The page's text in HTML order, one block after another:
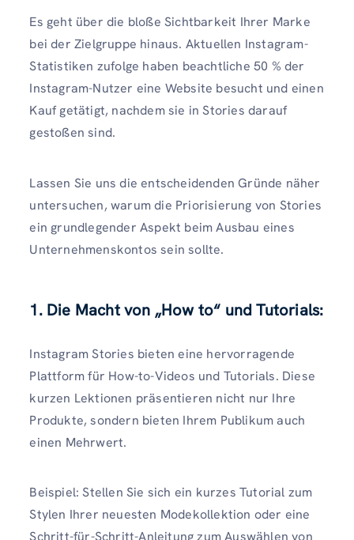
Es geht über die bloße Sichtbarkeit Ihrer Marke
bei der Zielgruppe hinaus. Aktuellen Instagram-
Statistiken zufolge haben beachtliche 50 % der
Instagram-Nutzer eine Website besucht und einen
Kauf getätigt, nachdem sie in Stories darauf
gestoßen sind.
Lassen Sie uns die entscheidenden Gründe näher
untersuchen, warum die Priorisierung von Stories
ein grundlegender Aspekt beim Ausbau eines
Unternehmenskontos sein sollte.
1. Die Macht von „How to“ und Tutorials:
Instagram Stories bieten eine hervorragende
Plattform für How-to-Videos und Tutorials. Diese
kurzen Lektionen präsentieren nicht nur Ihre
Produkte, sondern bieten Ihrem Publikum auch
einen Mehrwert.
Beispiel: Stellen Sie sich ein kurzes Tutorial zum
Stylen Ihrer neuesten Modekollektion oder eine
Schritt-für-Schritt-Anleitung zum Auswählen von